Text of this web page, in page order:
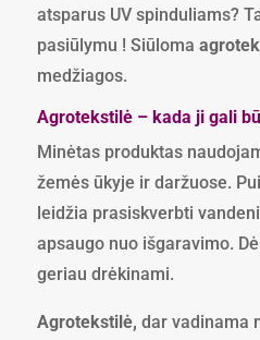
0,4
m
100
metrų
žalia
sp.
atsparus UV spinduliams?
pasiūlymu ! Siūloma
medžiagos.
Agrotekstilė – kada ji gali
Minėtas produktas
žemės ūkyje ir daržuose.
leidžia prasiskverbti
apsaugo nuo išgaravimo.
geriau drėkinami.
Agrotekstilė, dar vadinama